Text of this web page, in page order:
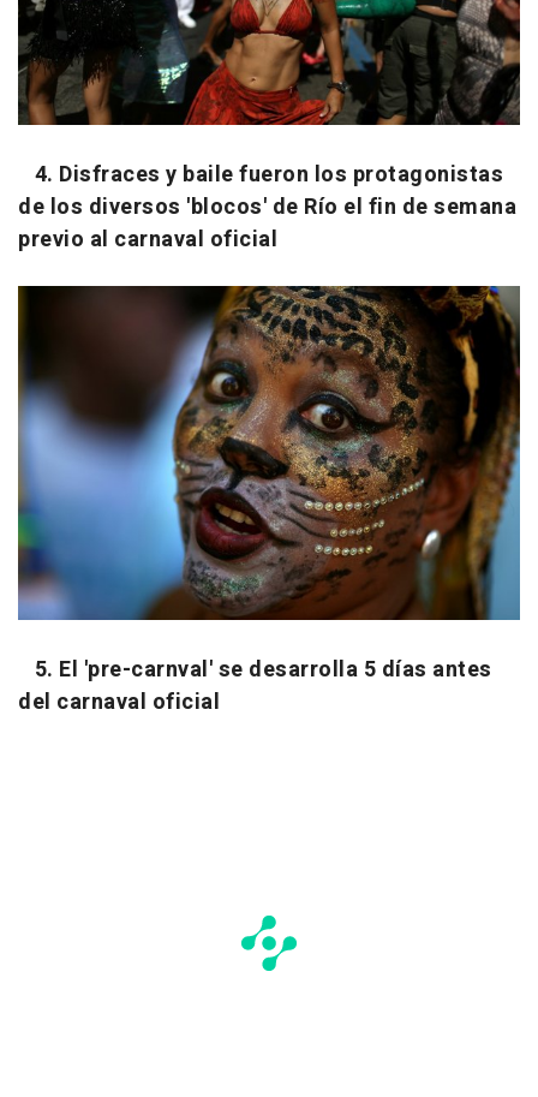
4. Disfraces y baile fueron los protagonistas
de los diversos 'blocos' de Río el fin de semana
previo al carnaval oficial
5. El 'pre-carnval' se desarrolla 5 días antes
del carnaval oficial